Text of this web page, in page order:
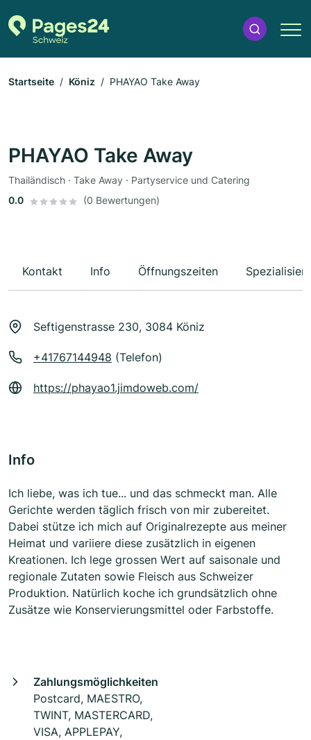
Startseite Köniz PHAYAO Take Away
PHAYAO Take Away
Thailändisch · Take Away · Partyservice und Catering
0.0
(0 Bewertungen)
Kontakt Info Öffnungszeiten
Seftigenstrasse 230, 3084 Köniz
+41767144948 (Telefon)
https://phayao1.jimdoweb.com/
Info
Ich liebe, was ich tue... und das schmeckt man. Alle
Gerichte werden täglich frisch von mir zubereitet.
Dabei stütze ich mich auf Originalrezepte aus meiner
Heimat und variiere diese zusätzlich in eigenen
Kreationen. Ich lege grossen Wert auf saisonale und
regionale Zutaten sowie Fleisch aus Schweizer
Produktion. Natürlich koche ich grundsätzlich ohne
Zusätze wie Konservierungsmittel oder Farbstoffe.
Zahlungsmöglichkeiten
Postcard, MAESTRO,
TWINT, MASTERCARD,
VISA, APPLEPAY,